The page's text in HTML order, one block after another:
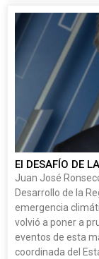
El DESAFÍO DE
Juan José
Desarrollo de la
emergencia
volvió a poner a
eventos de esta
coordinada del